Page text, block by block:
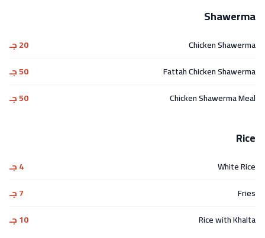
Shawerma
Chicken Shawerma
20 جـ
Fattah Chicken Shawerma
50 جـ
Chicken Shawerma Meal
50 جـ
Rice
White Rice
4 جـ
Fries
7 جـ
Rice with Khalta
10 جـ